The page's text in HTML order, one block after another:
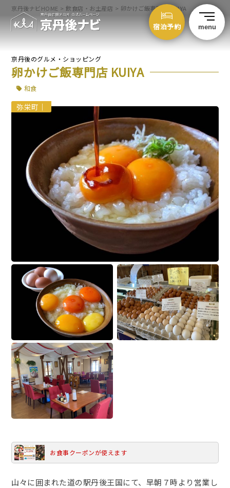
宿泊予約 menu
京丹後ナビHOME >飲食店・お土産店 > 卵かけご飯専門店 KUIYA
京丹後のグルメ・ショッピング
卵かけご飯専門店 KUIYA
和食
弥栄町 ｜
お食事クーポンが使えます
山々に囲まれた道の駅丹後王国にて、早朝７時より営業し